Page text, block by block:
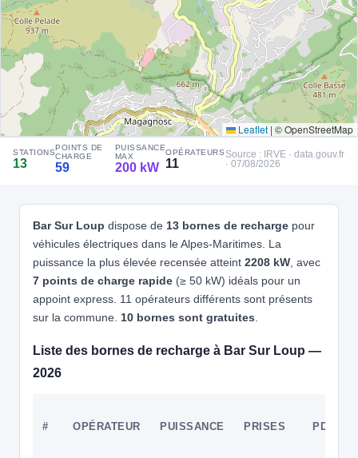
Carrefour Market - Valbonne
📍 Rte des Macarons, 06560 Valbonne
⚡ 22.08 kW CCS2 · CHAdeMO · Type 2 · EF 4 PDC
🅿️ Parking public Recharge gratuite
CB acceptée
♿ Accessible PMR
Accès libre Réservable 🏍️ 2 roues
🧭 S'y rendre
4 GREENFLUX ASSETS B.V. | FR*EVZ
EVzen/312557b1-5a81-4247-9d9b-1eefca4ad7d0
📍 168 Route de Cannes, Grasse 06130 France
Recharge gratuite
CB acceptée
Accès libre
Réservable 🏍️ 2 roues
🧭 S'y rendre
IZIVIA
IZIVIA FAST - McDonald's - GRASSE
📍 1 Boulevard Marcel Pagnol 06130 Grasse
Recharge gratuite
CB acceptée Accès libre
Réservable
🏍️ 2 roues
E.LECLERC | FR*LE2
⚡ 22 kW
⚡ 200 kW
Leaflet | © OpenStreetMap
STATIONS
13
POINTS DE
CHARGE
59
PUISSANCE
MAX
200 kW
OPÉRATEURS
11
Source : IRVE · data.gouv.fr
· 07/08/2026
Bar Sur Loup dispose de 13 bornes de recharge pour
véhicules électriques dans le Alpes-Maritimes. La
puissance la plus élevée recensée atteint 2208 kW , avec
7 points de charge rapide (≥ 50 kW) idéals pour un
appoint express. 11 opérateurs différents sont présents
sur la commune. 10 bornes sont gratuites
Liste des bornes de recharge à Bar Sur Loup —
2026
# OPÉRATEUR PUISSANCE PRISES PDC